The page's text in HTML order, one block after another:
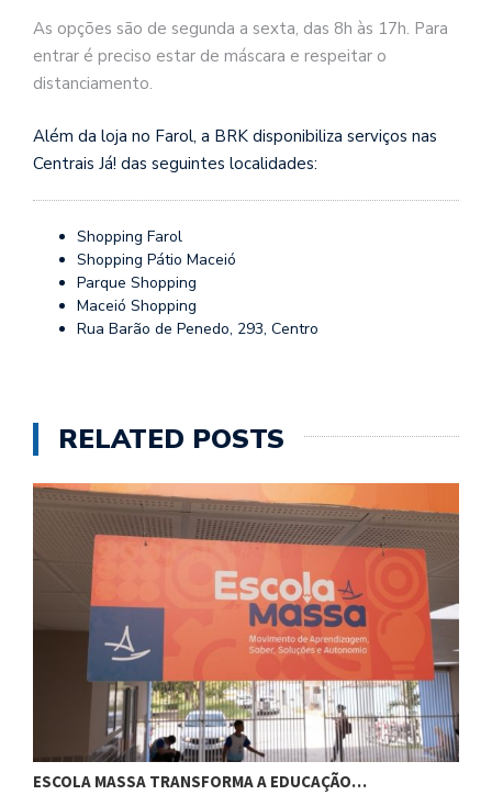
As opções são de segunda a sexta, das 8h às 17h. Para
entrar é preciso estar de máscara e respeitar o
distanciamento.
Além da loja no Farol, a BRK disponibiliza serviços nas
Centrais Já! das seguintes localidades:
Shopping Farol
Shopping Pátio Maceió
Parque Shopping
Maceió Shopping
Rua Barão de Penedo, 293, Centro
RELATED POSTS
ESCOLA MASSA TRANSFORMA A EDUCAÇÃO…